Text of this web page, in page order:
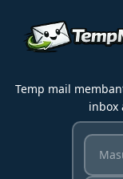
Temp mail
inbox